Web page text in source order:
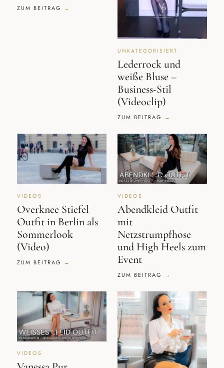
ZUM BEITRAG
UNKATEGORISIERT
Lederrock und
weiße Bluse –
Business-Stil
(Videoclip)
ZUM BEITRAG
VIDEOS
Overknee Stiefel
Outfit in Berlin als
Sommerlook
(Video)
ZUM BEITRAG
VIDEOS
Abendkleid Outfit
mit
Netzstrumpfhose
und High Heels zum
Event
ZUM BEITRAG
VIDEOS